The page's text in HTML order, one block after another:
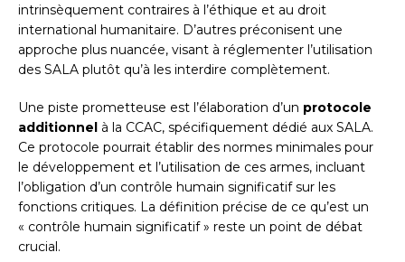
intrinsèquement contraires à l’éthique et au droit
international humanitaire. D’autres préconisent une
approche plus nuancée, visant à réglementer l’utilisation
des SALA plutôt qu’à les interdire complètement.
Une piste prometteuse est l’élaboration d’un protocole
additionnel à la CCAC, spécifiquement dédié aux SALA.
Ce protocole pourrait établir des normes minimales pour
le développement et l’utilisation de ces armes, incluant
l’obligation d’un contrôle humain significatif sur les
fonctions critiques. La définition précise de ce qu’est un
« contrôle humain significatif » reste un point de débat
crucial.